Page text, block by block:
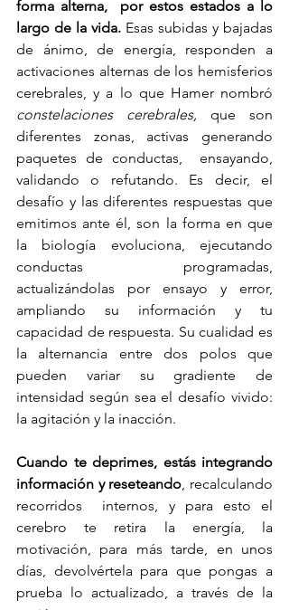
forma alterna,  por estos estados a lo
largo de la vida. Esas subidas y bajadas
de ánimo, de energía, responden a
activaciones alternas de los hemisferios
constelaciones cerebrales, que son
diferentes zonas, activas generando
paquetes de conductas,  ensayando,
validando o refutando. Es decir, el
desafío y las diferentes respuestas que
emitimos ante él, son la forma en que
la biología evoluciona, ejecutando
conductas programadas,
actualizándolas por ensayo y error,
ampliando su información y tu
capacidad de respuesta. Su cualidad es
la alternancia entre dos polos que
pueden variar su gradiente de
intensidad según sea el desafío vivido:
la agitación y la inacción.
Cuando te deprimes, estás integrando
información y reseteando, recalculando
recorridos  internos, y para esto el
cerebro te retira la energía, la
motivación, para más tarde, en unos
días, devolvértela para que pongas a
prueba lo actualizado, a través de la